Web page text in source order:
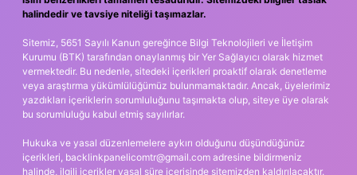
halindedir ve tavsiye niteliği taşımazlar.
Sitemiz, 5651 Sayılı Kanun gereğince Bilgi Teknolojileri ve İletişim
Kurumu (BTK) tarafından onaylanmış bir Yer Sağlayıcı olarak hizmet
vermektedir. Bu nedenle, sitedeki içerikleri proaktif olarak denetleme
veya araştırma yükümlülüğümüz bulunmamaktadır. Ancak, üyelerimiz
yazdıkları içeriklerin sorumluluğunu taşımakta olup, siteye üye olarak
bu sorumluluğu kabul etmiş sayılırlar.
Hukuka ve yasal düzenlemelere aykırı olduğunu düşündüğünüz
içerikleri, backlinkpanelicomtr@gmail.com adresine bildirmeniz
halinde, ilgili içerikler yasal süre içerisinde sitemizden kaldırılacaktır.